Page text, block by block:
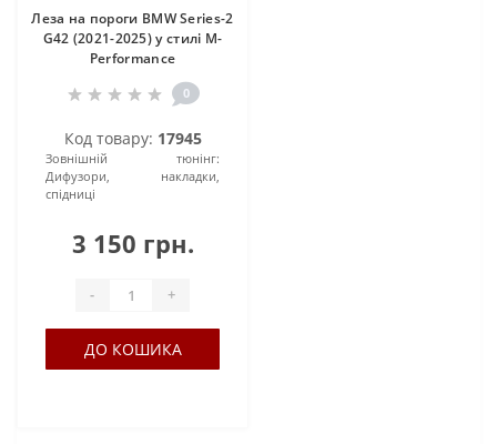
Леза на пороги BMW Series-2
G42 (2021-2025) у стилі M-
Performance
0
Код товару: 17945
Зовнішній тюнінг:
Дифузори, накладки,
спідниці
3 150 грн.
- +
ДО КОШИКА